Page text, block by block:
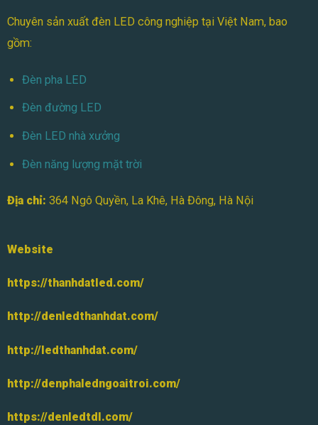
Chuyên sản xuất đèn LED công nghiệp tại Việt Nam, bao
gồm:
Đèn pha LED
Đèn đường LED
Đèn LED nhà xưởng
Đèn năng lượng mặt trời
Địa chỉ: 364 Ngô Quyền, La Khê, Hà Đông, Hà Nội
Website
https://thanhdatled.com/
http://denledthanhdat.com/
http://ledthanhdat.com/
http://denphaledngoaitroi.com/
https://denledtdl.com/